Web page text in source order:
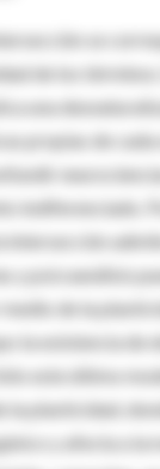
se
de los
una
propias de cada
indiferenciado.
intersección
y psicoanálisis
medio de la
la existencia de
este último
la plasticidad,
y afecta a la